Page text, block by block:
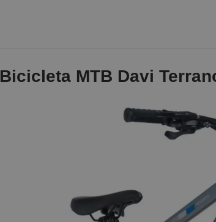
Bicicleta MTB Davi